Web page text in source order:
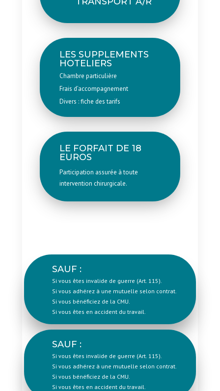
LES SUPPLEMENTS
HOTELIERS
Chambre particulière
Frais d’accompagnement
Divers : fiche des tarifs
LE FORFAIT DE 18
EUROS
Participation assurée à toute
intervention chirurgicale.
SAUF :
Si vous êtes invalide de guerre (Art. 115).
Si vous adhérez à une mutuelle selon contrat.
Si vous bénéficiez de la CMU.
Si vous êtes en accident du travail.
SAUF :
Si vous êtes invalide de guerre (Art. 115).
Si vous adhérez à une mutuelle selon contrat.
Si vous bénéficiez de la CMU.
Si vous êtes en accident du travail.